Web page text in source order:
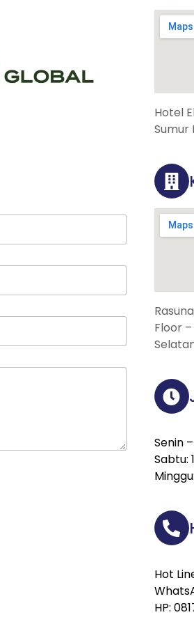
Hotel
Sumur
Floor –
Senin
Sabtu:
Hot
HP: